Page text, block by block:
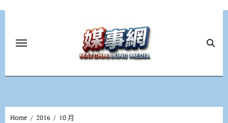
Home 2016
10 月